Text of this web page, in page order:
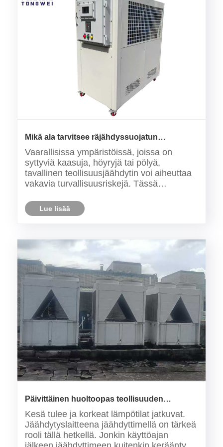
Mikä ala tarvitsee räjähdyssuojatun
jäähdyttimen jäähdytykseen?
Vaarallisissa ympäristöissä, joissa on
syttyviä kaasuja, höyryjä tai pölyä,
tavallinen teollisuusjäähdytin voi aiheuttaa
vakavia turvallisuusriskejä. Tässä
välttämättömiä. Nämä erityiset
jäähdytysyksiköt on suunniteltu estämään
Lue lisää
Päivittäinen huoltoopas teollisuuden
ilmajäähdytteisille jäähdyttimille
Kesä tulee ja korkeat lämpötilat jatkuvat.
Jäähdytyslaitteena jäähdyttimellä on tärkeä
rooli tällä hetkellä. Jonkin käyttöajan